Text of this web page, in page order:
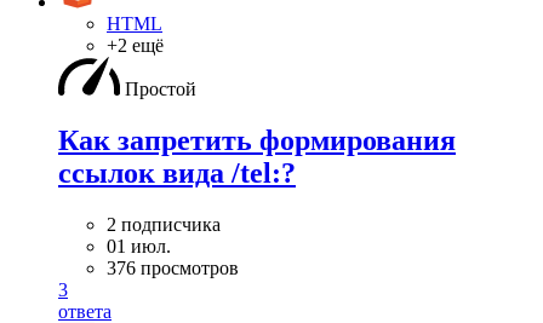
HTML
+2 ещё
Простой
Как запретить формирования
ссылок вида /tel:?
2 подписчика
01 июл.
376 просмотров
3
ответа